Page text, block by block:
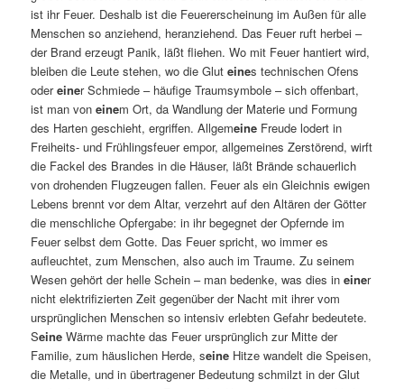
ist ihr Feuer. Deshalb ist die Feuererscheinung im Außen für alle
Menschen so anziehend, heranziehend. Das Feuer ruft herbei –
der Brand erzeugt Panik, läßt fliehen. Wo mit Feuer hantiert wird,
bleiben die Leute stehen, wo die Gluteines technischen Ofens
odereiner Schmiede – häufige Traumsymbole – sich offenbart,
ist man voneinem Ort, da Wandlung der Materie und Formung
des Harten geschieht, ergriffen. Allgemeine Freude lodert in
Freiheits- und Frühlingsfeuer empor, allgemeines Zerstörend, wirft
die Fackel des Brandes in die Häuser, läßt Brände schauerlich
von drohenden Flugzeugen fallen. Feuer als ein Gleichnis ewigen
Lebens brennt vor dem Altar, verzehrt auf den Altären der Götter
die menschliche Opfergabe: in ihr begegnet der Opfernde im
Feuer selbst dem Gotte. Das Feuer spricht, wo immer es
aufleuchtet, zum Menschen, also auch im Traume. Zu seinem
Wesen gehört der helle Schein – man bedenke, was dies ineiner
nicht elektrifizierten Zeit gegenüber der Nacht mit ihrer vom
ursprünglichen Menschen so intensiv erlebten Gefahr bedeutete.
Seine Wärme machte das Feuer ursprünglich zur Mitte der
Familie, zum häuslichen Herde, seine Hitze wandelt die Speisen,
die Metalle, und in übertragener Bedeutung schmilzt in der Glut